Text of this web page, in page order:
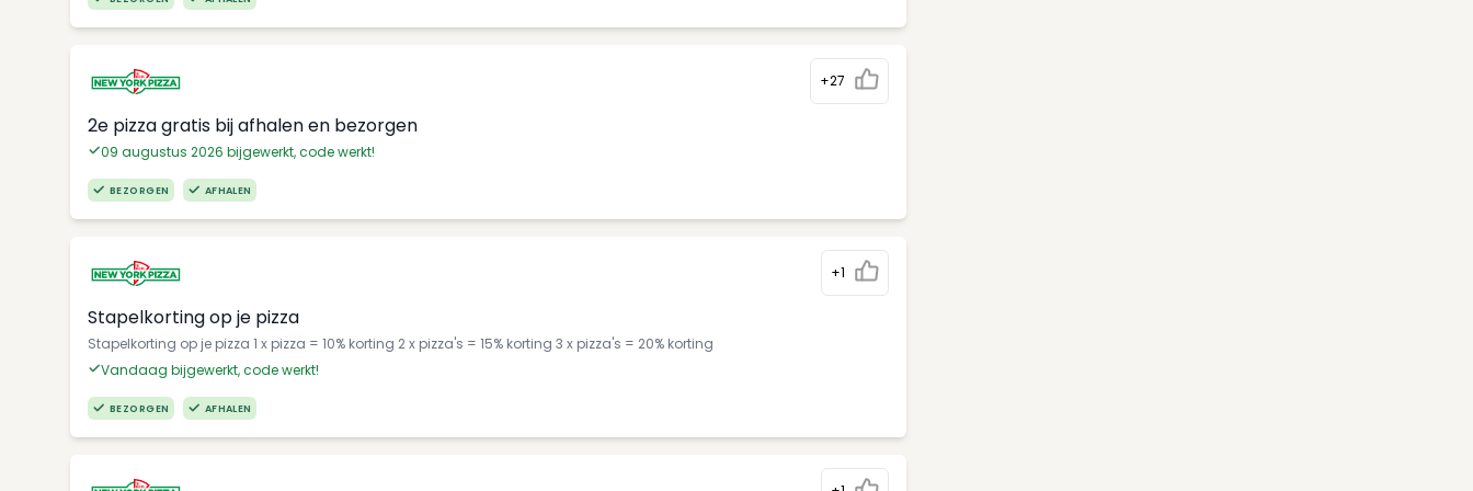
+27
2e pizza gratis bij afhalen en bezorgen
09 augustus 2026 bijgewerkt, code werkt!
BEZORGEN AFHALEN
+1
Stapelkorting op je pizza
Stapelkorting op je pizza 1 x pizza = 10% korting 2 x pizza's = 15% korting 3 x pizza's = 20% korting
Vandaag bijgewerkt, code werkt!
BEZORGEN AFHALEN